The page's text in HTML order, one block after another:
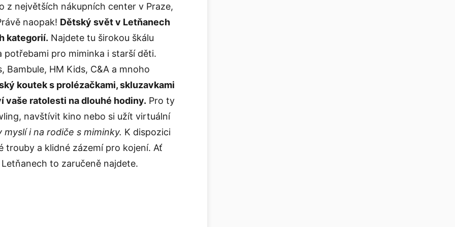
z největších nákupních center v Praze,
naopak! Dětský svět v Letňanech
kategorií. Najdete tu širokou škálu
pro miminka i starší děti.
HM Kids, C&A a mnoho
koutek s prolézačkami, skluzavkami
vaše ratolesti na dlouhé hodiny. Pro ty
navštívit kino nebo si užít virtuální
i na rodiče s miminky. K dispozici
trouby a klidné zázemí pro kojení. Ať
to zaručeně najdete.